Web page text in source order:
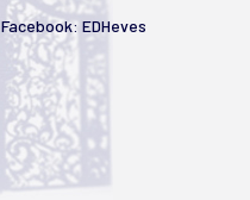
Facebook: EDHeves